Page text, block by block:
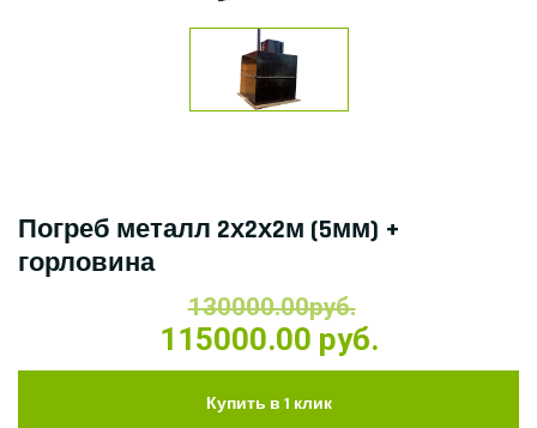
Погреб металл 2х2х2м (5мм) +
горловина
130000.00руб.
115000.00 руб.
Купить в 1 клик